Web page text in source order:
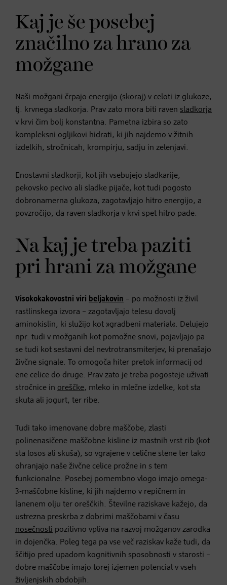
Kaj je še posebej
značilno za hrano za
možgane
Naši možgani črpajo energijo (skoraj) v celoti iz glukoze,
tj. krvnega sladkorja. Prav zato mora biti raven sladkorja
v krvi čim bolj konstantna. Pametna izbira so zato
kompleksni ogljikovi hidrati, ki jih najdemo v žitnih
izdelkih, stročnicah, krompirju, sadju in zelenjavi.
Enostavni sladkorji, kot jih vsebujejo sladkarije,
pekovsko pecivo ali sladke pijače, kot tudi pogosto
dobronamerna glukoza, zagotavljajo hitro energijo, a
povzročijo, da raven sladkorja v krvi spet hitro pade.
Na kaj je treba paziti
pri hrani za možgane
Visokokakovostni viri beljakovin – po možnosti iz živil
rastlinskega izvora – zagotavljajo telesu dovolj
aminokislin, ki služijo kot »gradbeni material«. Delujejo
npr. tudi v možganih kot pomožne snovi, pojavljajo pa
se tudi kot sestavni del nevtrotransmiterjev, ki prenašajo
živčne signale. To omogoča hiter pretok informacij od
ene celice do druge. Prav zato je treba pogosteje uživati
stročnice in oreščke, mleko in mlečne izdelke, kot sta
skuta ali jogurt, ter ribe.
Tudi tako imenovane dobre maščobe, zlasti
polinenasičene maščobne kisline iz mastnih vrst rib (kot
sta losos ali skuša), so vgrajene v celične stene ter tako
ohranjajo naše živčne celice prožne in s tem
funkcionalne. Posebej pomembno vlogo imajo omega-
3-maščobne kisline, ki jih najdemo v repičnem in
lanenem olju ter oreščkih. Številne raziskave kažejo, da
ustrezna preskrba z dobrimi maščobami v času
nosečnosti pozitivno vpliva na razvoj možganov zarodka
in dojenčka. Poleg tega pa vse več raziskav kaže tudi, da
ščitijo pred upadom kognitivnih sposobnosti v starosti –
dobre maščobe imajo torej izjemen potencial v vseh
življenjskih obdobjih.